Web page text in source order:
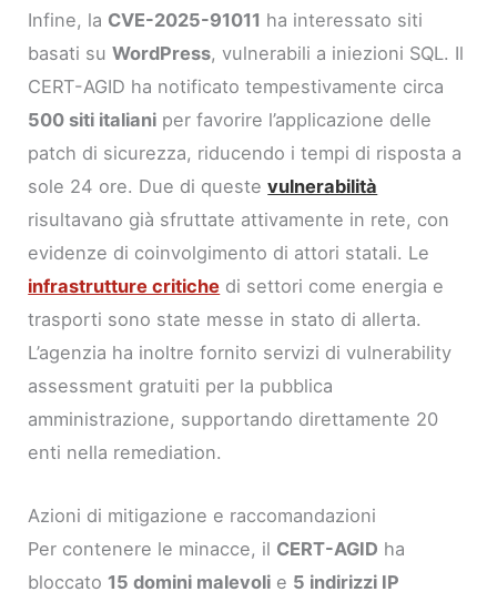
Infine, la CVE-2025-91011 ha interessato siti
basati suWordPress, vulnerabili a iniezioni SQL. Il
CERT-AGID ha notificato tempestivamente circa
500 siti italiani per favorire l’applicazione delle
patch di sicurezza, riducendo i tempi di risposta a
sole 24 ore. Due di questevulnerabilità
risultavano già sfruttate attivamente in rete, con
evidenze di coinvolgimento di attori statali. Le
infrastrutture critiche di settori come energia e
trasporti sono state messe in stato di allerta.
L’agenzia ha inoltre fornito servizi di vulnerability
assessment gratuiti per la pubblica
amministrazione, supportando direttamente 20
enti nella remediation.
Azioni di mitigazione e raccomandazioni
Per contenere le minacce, il CERT-AGID ha
bloccato 15 domini malevoli e 5 indirizzi IP